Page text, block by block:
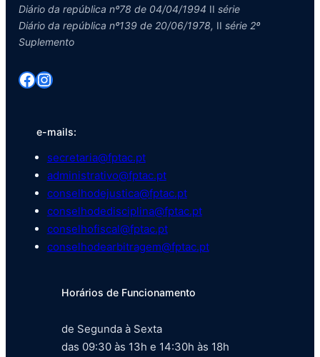
Diário da república nº78 de 04/04/1994 II série
Diário da república nº139 de 20/06/1978, II série 2º
Suplemento
Facebook Instagram
e-mails:
secretaria@fptac.pt
administrativo@fptac.pt
conselhodejustica@fptac.pt
conselhodedisciplina@fptac.pt
conselhofiscal@fptac.pt
conselhodearbitragem@fptac.pt
Horários de Funcionamento
de Segunda à Sexta
das 09:30 às 13h e 14:30h às 18h